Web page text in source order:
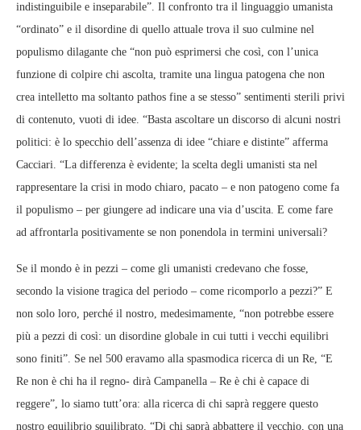
indistinguibile e inseparabile”. Il confronto tra il linguaggio umanista
“ordinato” e il disordine di quello attuale trova il suo culmine nel
populismo dilagante che “non può esprimersi che così, con l’unica ​
funzione di colpire chi ascolta, tramite una lingua patogena che non
crea intelletto ma soltanto pathos fine a se stesso” sentimenti sterili privi
di contenuto, vuoti di idee. “Basta ascoltare un discorso di alcuni nostri
politici: è lo specchio dell’assenza di idee “chiare e distinte” afferma
Cacciari. “La differenza è evidente; la scelta degli umanisti sta nel
rappresentare la crisi in modo chiaro, pacato – e non patogeno come fa
il populismo – per giungere ad indicare una via d’uscita. E come fare
ad affrontarla positivamente se non ponendola in termini universali?
Se il mondo è in pezzi – come gli umanisti credevano che fosse,
secondo la visione tragica del periodo – come ricomporlo a pezzi?” E
non solo loro, perché il nostro, medesimamente, “non potrebbe essere
più a pezzi di così: un disordine globale in cui tutti i vecchi equilibri
sono finiti”. Se nel 500 eravamo alla spasmodica ricerca di un Re, “E
Re non è chi ha il regno- dirà Campanella – Re è chi è capace di
reggere”, lo siamo tutt’ora: alla ricerca di chi saprà reggere questo
nostro equilibrio squilibrato. “Di chi saprà abbattere il vecchio, con una